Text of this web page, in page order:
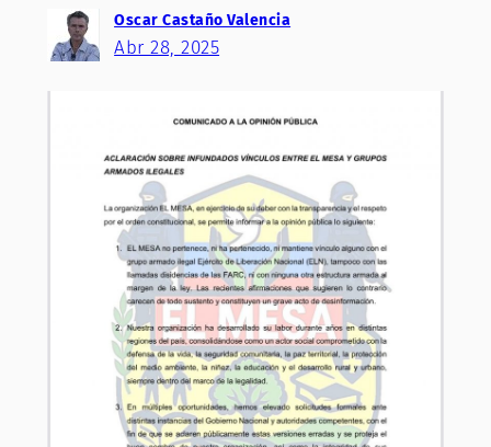
Oscar Castaño Valencia
Abr 28, 2025